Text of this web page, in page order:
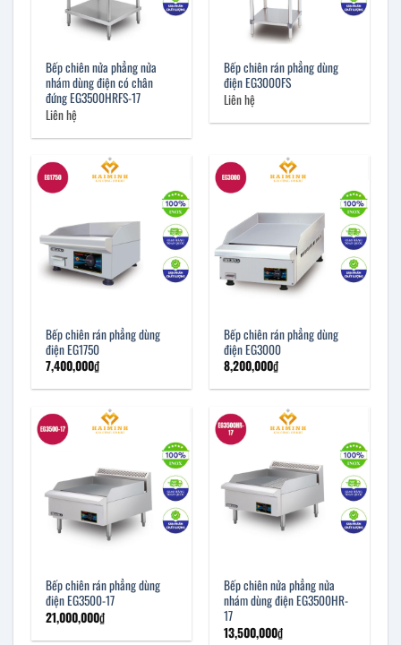
Bếp chiên nửa phẳng nửa
nhám dùng điện có chân
đứng EG3500HRFS-17
Liên hệ
Bếp chiên rán phẳng dùng
điện EG3000FS
Liên hệ
Bếp chiên rán phẳng dùng
điện EG1750
7,400,000₫
Bếp chiên rán phẳng dùng
điện EG3000
8,200,000₫
Bếp chiên rán phẳng dùng
điện EG3500-17
21,000,000₫
Bếp chiên nửa phẳng nửa
nhám dùng điện EG3500HR-
17
13,500,000₫